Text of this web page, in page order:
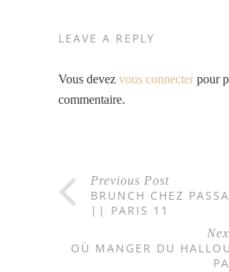
LEAVE A REPLY
Vous devez vous connecter pour
commentaire.
Previous Post
BRUNCH CHEZ
|| PARIS 11
OÙ MANGER DU